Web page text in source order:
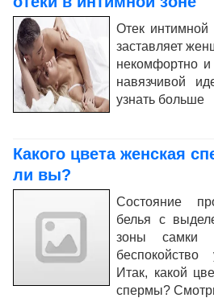
Отек интимной
заставляет
некомфортно
навязчивой
узнать больше
Какого цвета женская
ли вы?
Состояние
белья с
зоны самки
Итак, какой
спермы?